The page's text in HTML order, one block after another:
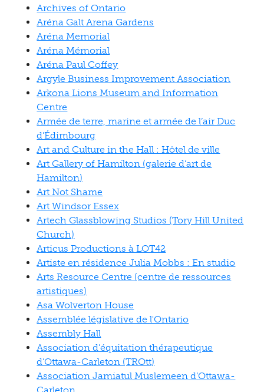
Archives of Ontario
Aréna Galt Arena Gardens
Aréna Memorial
Aréna Mémorial
Aréna Paul Coffey
Argyle Business Improvement Association
Arkona Lions Museum and Information
Centre
Armée de terre, marine et armée de l’air Duc
d’Édimbourg
Art and Culture in the Hall : Hôtel de ville
Art Gallery of Hamilton (galerie d’art de
Hamilton)
Art Not Shame
Art Windsor Essex
Artech Glassblowing Studios (Tory Hill United
Church)
Articus Productions à LOT42
Artiste en résidence Julia Mobbs : En studio
Arts Resource Centre (centre de ressources
artistiques)
Asa Wolverton House
Assemblée législative de l'Ontario
Assembly Hall
Association d’équitation thérapeutique
d’Ottawa-Carleton (TROtt)
Association Jamiatul Muslemeen d’Ottawa-